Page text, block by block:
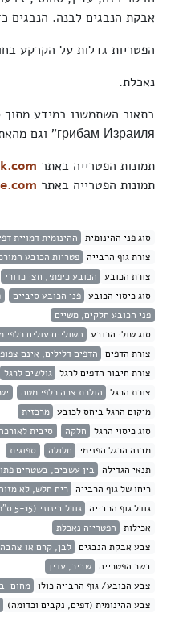
אבקת הנבגים לבנה. הנבגים
הפטריות גדלות על הקרקע
נאכלת.
грибам Израиля" וגם מהאתר
תמונות הפטרייה באתר
תמונות הפטרייה באתר
סוג פני ההינומית
ההינומית דמויית
צורת גוף הרבייה
פטריות הכובע
צורת הכובע
הכובע כיפתי, חצי כדורי
סוג כיסוי הכובע פני הכובע סיביים
פני הכובע חלקים, משיים
סוג שולי הכובע
השוליים עולים כלפי
צורת הדפים
הדפים דלילים, אינם
צורת חיבור הדפים לרגל גולשים לרגל
צורת הרגל
הולכת צרה כלפי מטה
מיקום הרגל ביחס לכובע מרכזית
סוג כיסוי הרגל
חלקה סיבית לאורכה
מבנה הרגל הפנימי
חלולה
ספוגית
תנאי הגדילה
בין עשבים, בשטחים
ריחו של גוף הרבייה
ריח חלש, לא
גודל גוף הרבייה
גודל בינוני (5-15 ס"מ)
אכילות
הפטרייה נאכלת
צבע אבקת הנבגים לבן, קרם או
בשר הפטרייה
שביר, עדין
צבע הכובע/ גוף הרבייה כולו מחום-
צבע ההינומית (דפים, נקבים וכדומה)